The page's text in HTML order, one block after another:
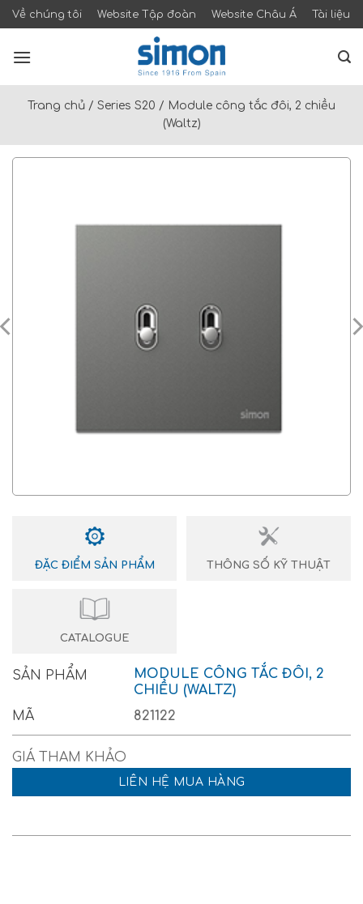
Skip
to
content
Về chúng tôi Website Tập đoàn Website Châu Á Tài liệu
Trang chủ / Series S20 / Module công tắc đôi, 2 chiều
(Waltz)
ĐẶC ĐIỂM SẢN PHẨM THÔNG SỐ KỸ THUẬT
CATALOGUE
SẢN PHẨM
MODULE CÔNG TẮC ĐÔI, 2
CHIỀU (WALTZ)
MÃ
821122
LIÊN HỆ MUA HÀNG